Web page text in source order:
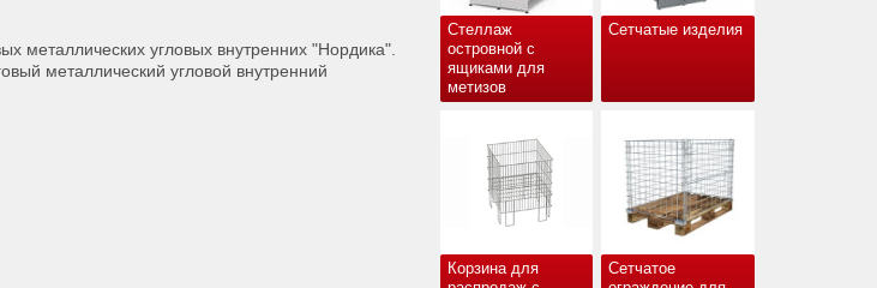
Стеллаж
островной с
ящиками для
метизов
Сетчатые изделия
Корзина для
Сетчатое
металлических угловых внутренних "Нордика".
металлический угловой внутренний